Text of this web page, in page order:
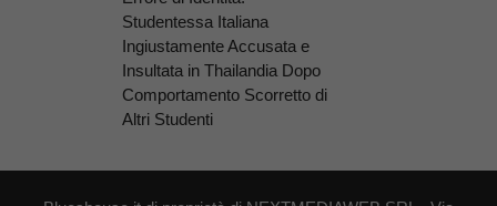
Studentessa Italiana
Ingiustamente Accusata e
Insultata in Thailandia Dopo
Comportamento Scorretto di
Altri Studenti